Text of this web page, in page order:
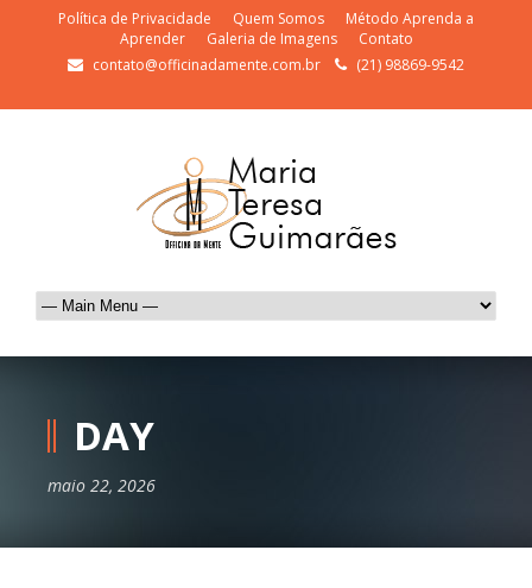
Política de Privacidade Quem Somos
Método Aprenda a
Aprender
Galeria de Imagens
Contato
contato@officinadamente.com.br
(21) 98869-9542
DAY
maio 22, 2026